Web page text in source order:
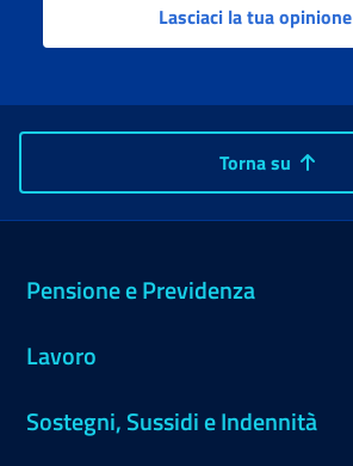
Lasciaci la tua opinione
Torna su
Pensione e Previdenza
Lavoro
Sostegni, Sussidi e Indennità